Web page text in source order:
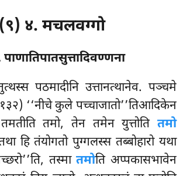
(९) ४. मचलवग्गो
पठमादीनि उत्तानत्थानेव. पञ्चमे
‘‘नीचे कुले पच्चाजातो’’तिआदिकेन
तमो, तेन तमेन युत्तोति तमो
हि तंयोगतो पुग्गलस्स तब्बोहारो यथा
तस्मातमोति अप्पकासभावेन